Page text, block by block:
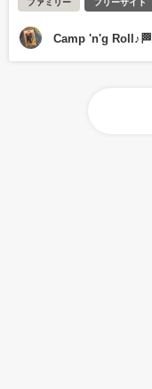
Camp 'n'g Roll♪🏁